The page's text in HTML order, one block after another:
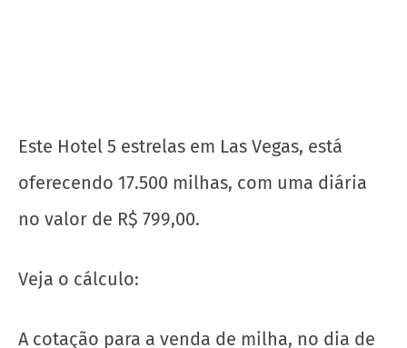
799,00, mas vendendo as milhas, você
recebe de volta R$ 420,00 e a diária sai a R$
379,00, um desconto de 47%.